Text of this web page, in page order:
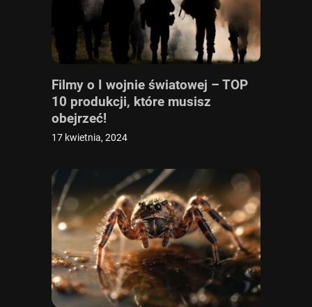
Filmy o I wojnie światowej – TOP
10 produkcji, które musisz
obejrzeć!
17 kwietnia, 2024